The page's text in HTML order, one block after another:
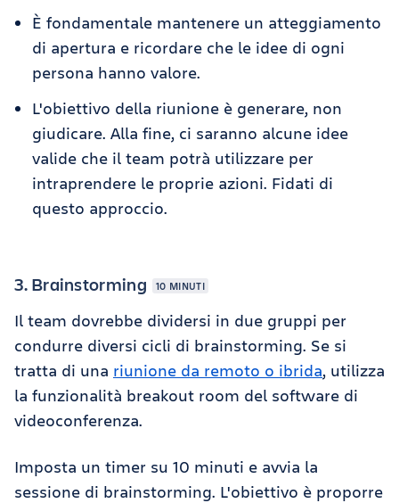
È fondamentale mantenere un atteggiamento
di apertura e ricordare che le idee di ogni
persona hanno valore.
L'obiettivo della riunione è generare, non
giudicare. Alla fine, ci saranno alcune idee
valide che il team potrà utilizzare per
intraprendere le proprie azioni. Fidati di
questo approccio.
3. Brainstorming 10 MINUTI
Il team dovrebbe dividersi in due gruppi per
condurre diversi cicli di brainstorming. Se si
tratta di una riunione da remoto o ibrida, utilizza
la funzionalità breakout room del software di
videoconferenza.
Imposta un timer su 10 minuti e avvia la
sessione di brainstorming. L'obiettivo è proporre